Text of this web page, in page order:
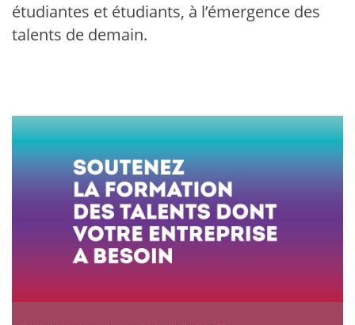
étudiantes et étudiants, à l’émergence des
talents de demain.